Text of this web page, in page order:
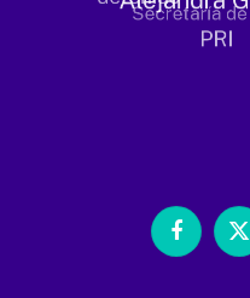
Facebook
X